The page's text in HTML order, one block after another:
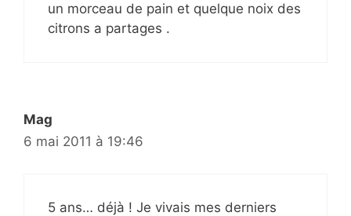
un morceau de pain et quelque noix des
citrons a partages .
Mag
6 mai 2011 à 19:46
5 ans… déjà ! Je vivais mes derniers